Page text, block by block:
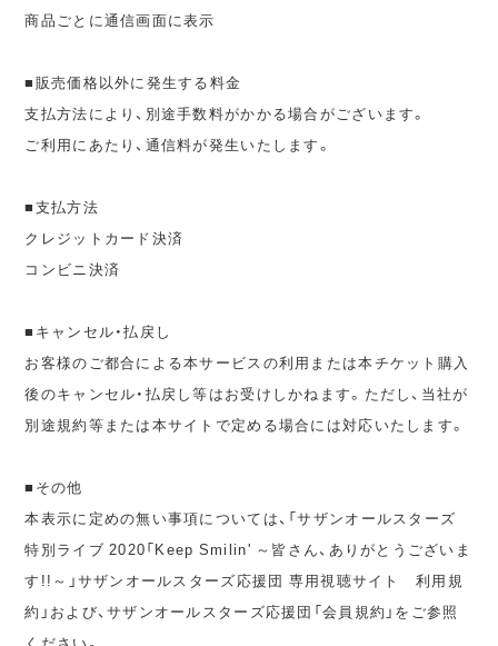
商品ごとに通信画面に表示
■販売価格以外に発生する料金
支払方法により、別途手数料がかかる場合がございます。
ご利用にあたり、通信料が発生いたします。
■支払方法
クレジットカード決済
コンビニ決済
■キャンセル・払戻し
お客様のご都合による本サービスの利用または本チケット購入
後のキャンセル・払戻し等はお受けしかねます。ただし、当社が
別途規約等または本サイトで定める場合には対応いたします。
■その他
本表示に定めの無い事項については、「サザンオールスターズ
特別ライブ 2020「Keep Smilin' ～皆さん、ありがとうございま
す!!～」サザンオールスターズ応援団 専用視聴サイト 利用規
約」および、サザンオールスターズ応援団「会員規約」をご参照
ください。